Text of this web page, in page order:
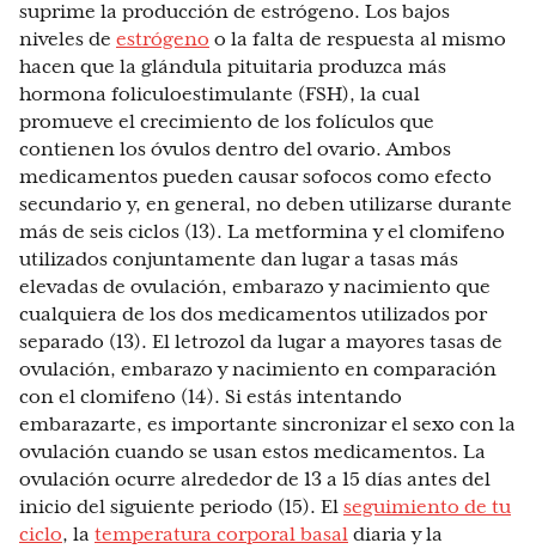
suprime la producción de estrógeno. Los bajos
niveles de estrógeno o la falta de respuesta al mismo
hacen que la glándula pituitaria produzca más
hormona foliculoestimulante (FSH), la cual
promueve el crecimiento de los folículos que
contienen los óvulos dentro del ovario. Ambos
medicamentos pueden causar sofocos como efecto
secundario y, en general, no deben utilizarse durante
más de seis ciclos (13). La metformina y el clomifeno
utilizados conjuntamente dan lugar a tasas más
elevadas de ovulación, embarazo y nacimiento que
cualquiera de los dos medicamentos utilizados por
separado (13). El letrozol da lugar a mayores tasas de
ovulación, embarazo y nacimiento en comparación
con el clomifeno (14). Si estás intentando
embarazarte, es importante sincronizar el sexo con la
ovulación cuando se usan estos medicamentos. La
ovulación ocurre alrededor de 13 a 15 días antes del
inicio del siguiente periodo (15). El seguimiento de tu
ciclo, la temperatura corporal basal diaria y la